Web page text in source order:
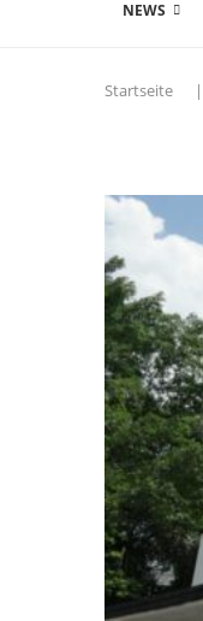
NEWS
Startseite |